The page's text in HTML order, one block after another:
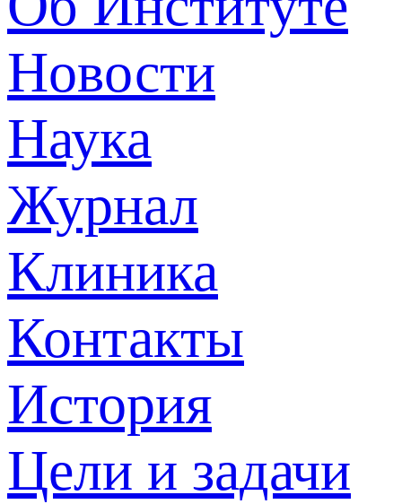
Новости
Наука
Журнал
Клиника
Контакты
История
Цели и задачи